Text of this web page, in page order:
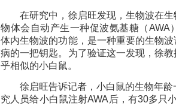
在研究中，徐启旺发现，生物波在生
物体会自动产生一种促波氨基糖（AWA
体内生物波的功能，是一种重要的生物
病的一把钥匙。为了验证这一发现，徐
乎相似的小白鼠。
徐启旺告诉记者，小白鼠的生物年龄
究人员给小白鼠注射AWA后，有30多只